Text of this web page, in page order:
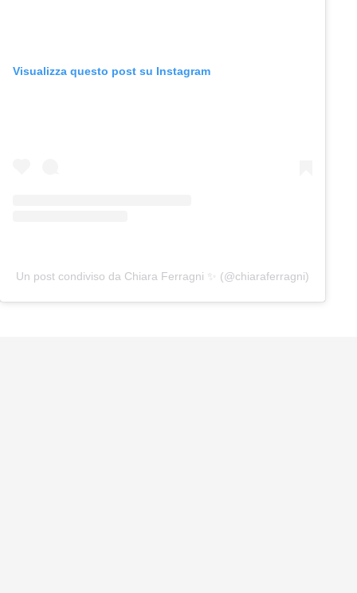
Visualizza questo post su Instagram
Un post condiviso da Chiara Ferragni ✨ (@chiaraferragni)